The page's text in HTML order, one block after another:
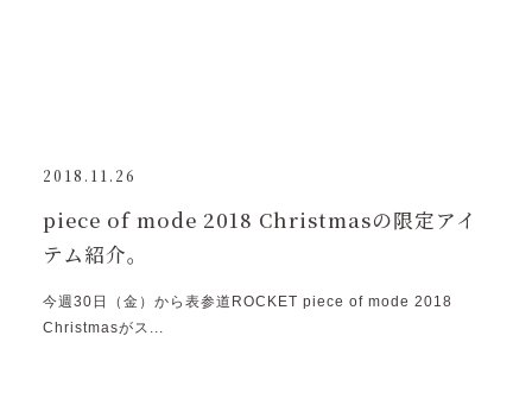
2018.11.26
piece of mode 2018 Christmasの限定アイ
テム紹介。
今週30日（金）から表参道ROCKET piece of mode 2018
Christmasがス...